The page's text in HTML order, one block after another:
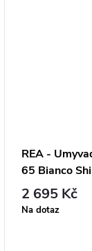
REA -
65 Bianco
2 695 Kč
Na dotaz